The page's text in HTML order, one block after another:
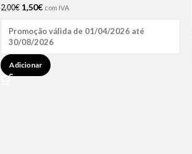
2,00€ 1,50€ com IVA
Promoção válida de 01/04/2026 até
30/08/2026
Adicionar